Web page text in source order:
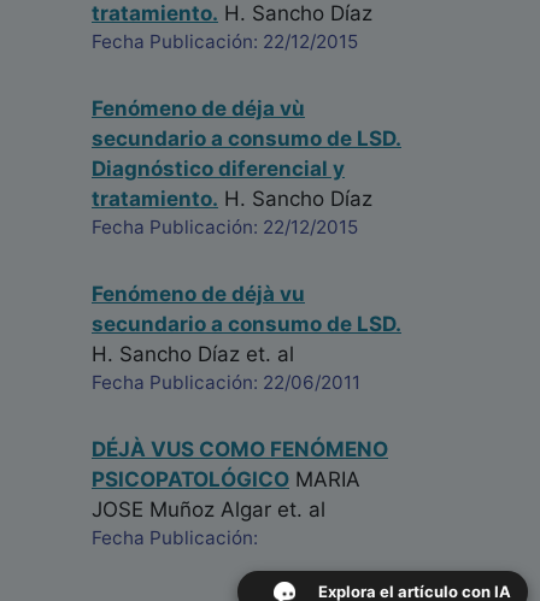
tratamiento. H. Sancho Díaz
Fecha Publicación: 22/12/2015
Fenómeno de déja vù
secundario a consumo de LSD.
Diagnóstico diferencial y
tratamiento. H. Sancho Díaz
Fecha Publicación: 22/12/2015
Fenómeno de déjà vu
secundario a consumo de LSD.
H. Sancho Díaz et. al
Fecha Publicación: 22/06/2011
DÉJÀ VUS COMO FENÓMENO
PSICOPATOLÓGICO MARIA
JOSE Muñoz Algar et. al
Fecha Publicación:
Explora el artículo con IA